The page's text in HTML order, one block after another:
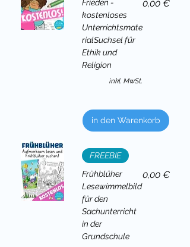
Frieden -
kostenloses
Unterrichtsmate
rialSuchsel für
Ethik und
Religion
Preis
0,00 €
inkl. MwSt.
in den Warenkorb
FREEBIE
Frühblüher
Lesewimmelbild
für den
Sachunterricht
in der
Grundschule
Preis
0,00 €